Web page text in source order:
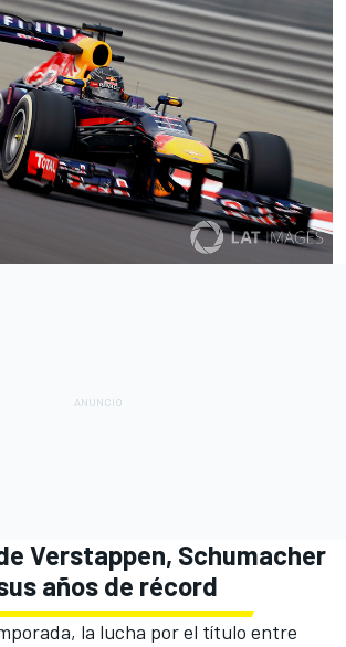
Verstappen, Schumacher
años de récord
la lucha por el título entre